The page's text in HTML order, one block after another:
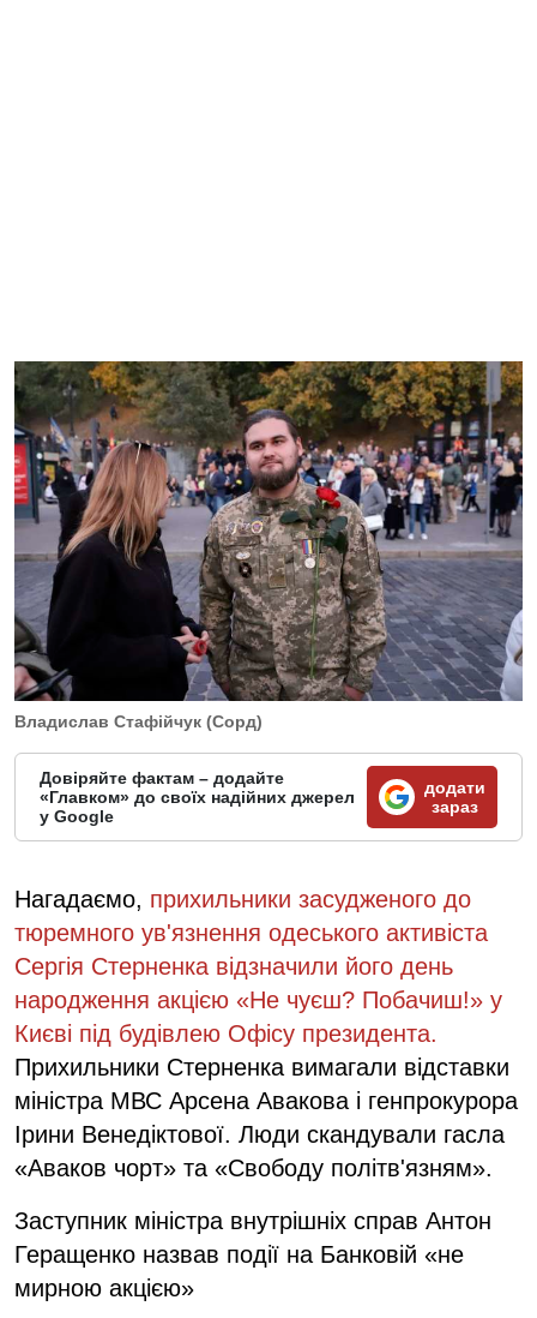
Владислав Стафійчук (Сорд)
Довіряйте фактам – додайте
«Главком» до своїх надійних джерел
у Google
додати
зараз
Нагадаємо, прихильники засудженого до
тюремного ув'язнення одеського активіста
Сергія Стерненка відзначили його день
народження акцією «Не чуєш? Побачиш!» у
Києві під будівлею Офісу президента.
Прихильники Стерненка вимагали відставки
міністра МВС Арсена Авакова і генпрокурора
Ірини Венедіктової. Люди скандували гасла
«Аваков чорт» та «Свободу політв'язням».
Заступник міністра внутрішніх справ Антон
Геращенко назвав події на Банковій «не
мирною акцією»